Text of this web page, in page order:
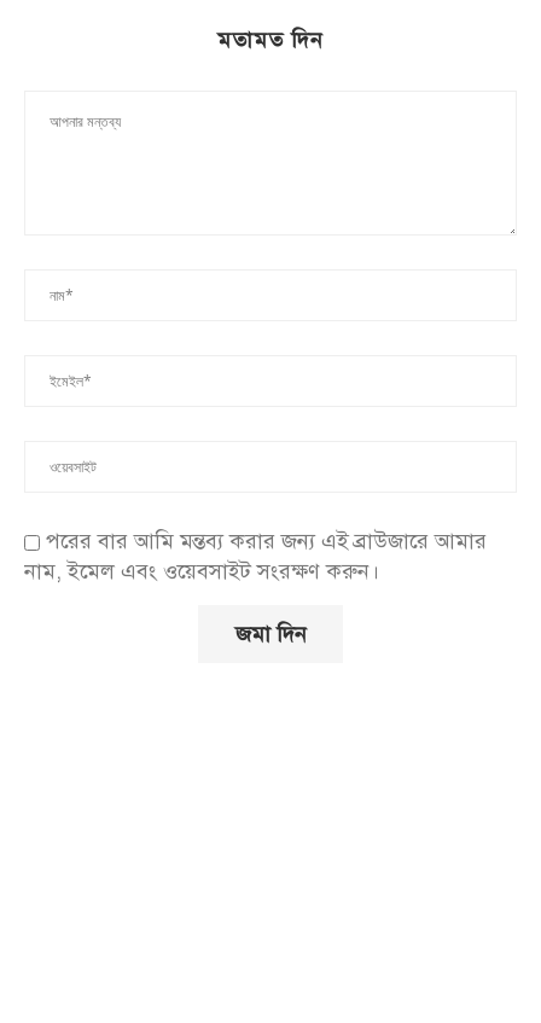
মতামত দিন
পরের বার আমি মন্তব্য করার জন্য এই ব্রাউজারে আমার
নাম, ইমেল এবং ওয়েবসাইট সংরক্ষণ করুন।